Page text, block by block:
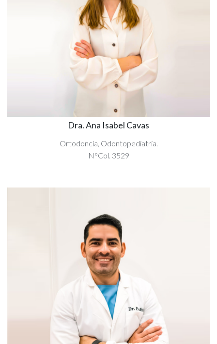
Dra. Ana Isabel Cavas
Ortodoncia, Odontopediatría.
N°Col. 3529